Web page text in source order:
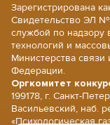
Зарегистрирована
Свидетельство ЭЛ
службой по
технологий и
Министерства
Федерации.
Оргкомитет
199178, г. Санкт-
Васильевский, наб.
«Психологическая